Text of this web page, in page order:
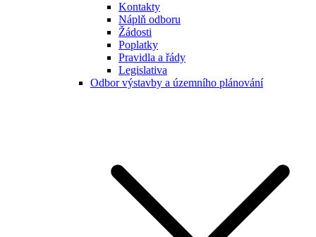
Kontakty
Náplň odboru
Žádosti
Poplatky
Pravidla a řády
Legislativa
Odbor výstavby a územního plánování